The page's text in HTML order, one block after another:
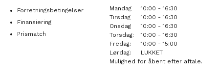
Forretningsbetingelser
Finansiering
Prismatch
Mandag
10:00 - 16:30
Tirsdag
10:00 - 16:30
Onsdag
10:00 - 16:30
Torsdag:
10:00 - 16:30
Fredag:
10:00 - 15:00
Lørdag:
LUKKET
Mulighed for åbent efter aftale.